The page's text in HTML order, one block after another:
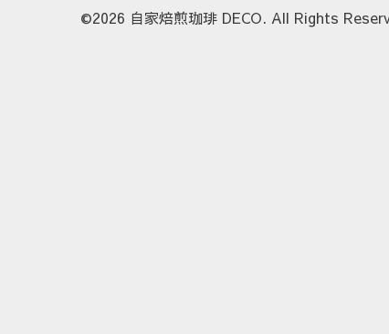
©2026 自家焙煎珈琲 DECO. All Rights